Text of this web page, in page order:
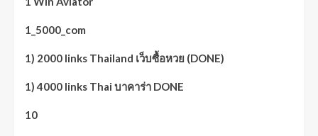
1_5000_com
1) 2000 links Thailand เว็บซื้อหวย (DONE)
1) 4000 links Thai บาคาร่า DONE
10